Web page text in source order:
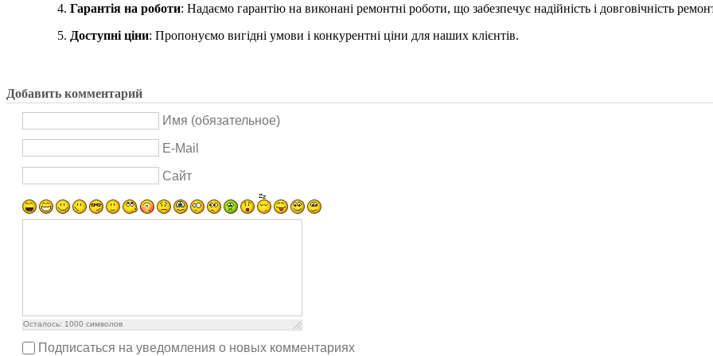
Гарантія на роботи: Надаємо гарантію на виконані ремонтні роботи, що забезпечує надійність і довговічність
Доступні ціни: Пропонуємо вигідні умови і конкурентні ціни для наших клієнтів.
Добавить комментарий
Имя (обязательное)
E-Mail
Сайт
Осталось: 1000 символов
Подписаться на уведомления о новых комментариях